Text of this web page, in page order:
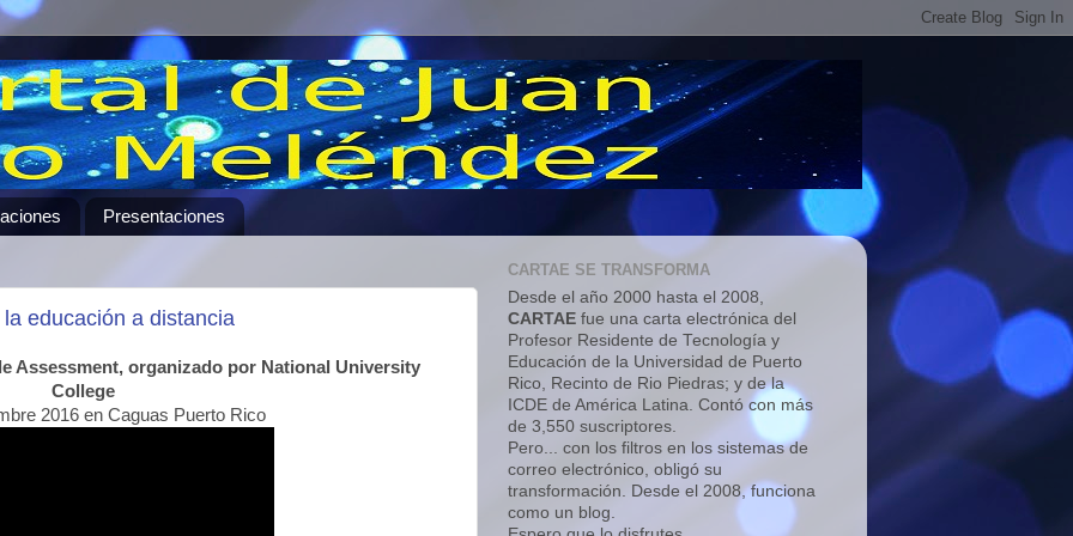
Presentaciones
educación a distancia
Assessment, organizado por National University
College
2016 en Caguas Puerto Rico
CARTAE SE TRANSFORMA
Desde el año 2000 hasta el 2008,
CARTAE fue una carta electrónica del
Profesor Residente de Tecnología y
Educación de la Universidad de Puerto
Rico, Recinto de Rio Piedras; y de la
ICDE de América Latina. Contó con más
de 3,550 suscriptores.
Pero... con los filtros en los sistemas de
correo electrónico, obligó su
transformación. Desde el 2008, funciona
como un blog.